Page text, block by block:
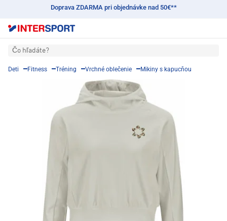
Doprava ZDARMA pri objednávke nad 50€**
Čo hľadáte?
Deti Fitness Tréning Vrchné oblečenie Mikiny s kapucňou